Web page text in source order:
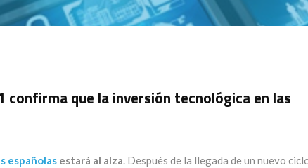
confirma que la inversión tecnológica en las
españolas estará al alza. Después de la llegada de un nuevo